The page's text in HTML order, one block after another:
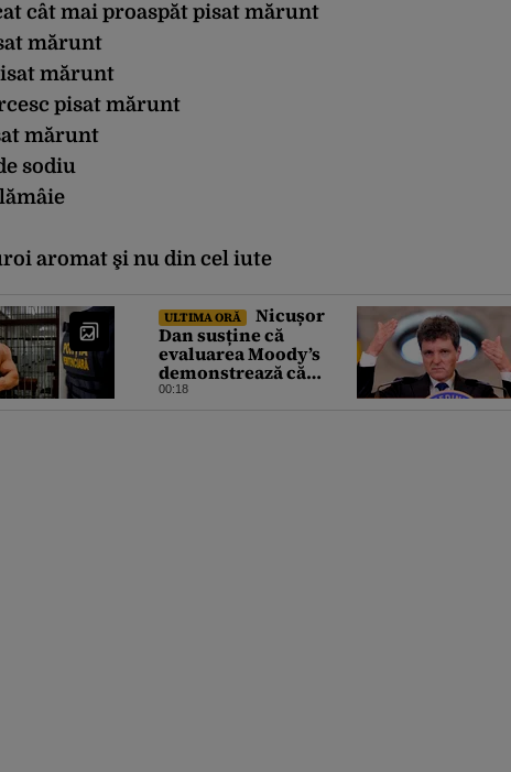
cât mai proaspăt pisat mărunt
mărunt
mărunt
pisat mărunt
mărunt
sodiu
aromat şi nu din cel iute
ULTIMA ORĂ
Nicușor
Dan susține că
evaluarea Moody’s
demonstrează că
România a făcut pașii
00:18